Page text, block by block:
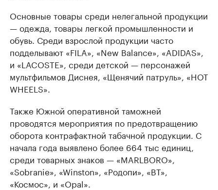
Основные товары среди нелегальной продукции
— одежда, товары легкой промышленности и
обувь. Среди взрослой продукции часто
подделывают «FILA», «New Balance», «ADIDAS»,
и «LACOSTE», среди детской — персонажей
мультфильмов Диснея, «Щенячий патруль», «HOT
WHEELS».
Также Южной оперативной таможней
проводятся мероприятия по предотвращению
оборота контрафактной табачной продукции. С
начала года выявлено более 664 тыс единиц,
среди товарных знаков — «MARLBORO»,
«Sobranie», «Winston», «Родопи», «ВТ»,
«Космос», и «Opal».